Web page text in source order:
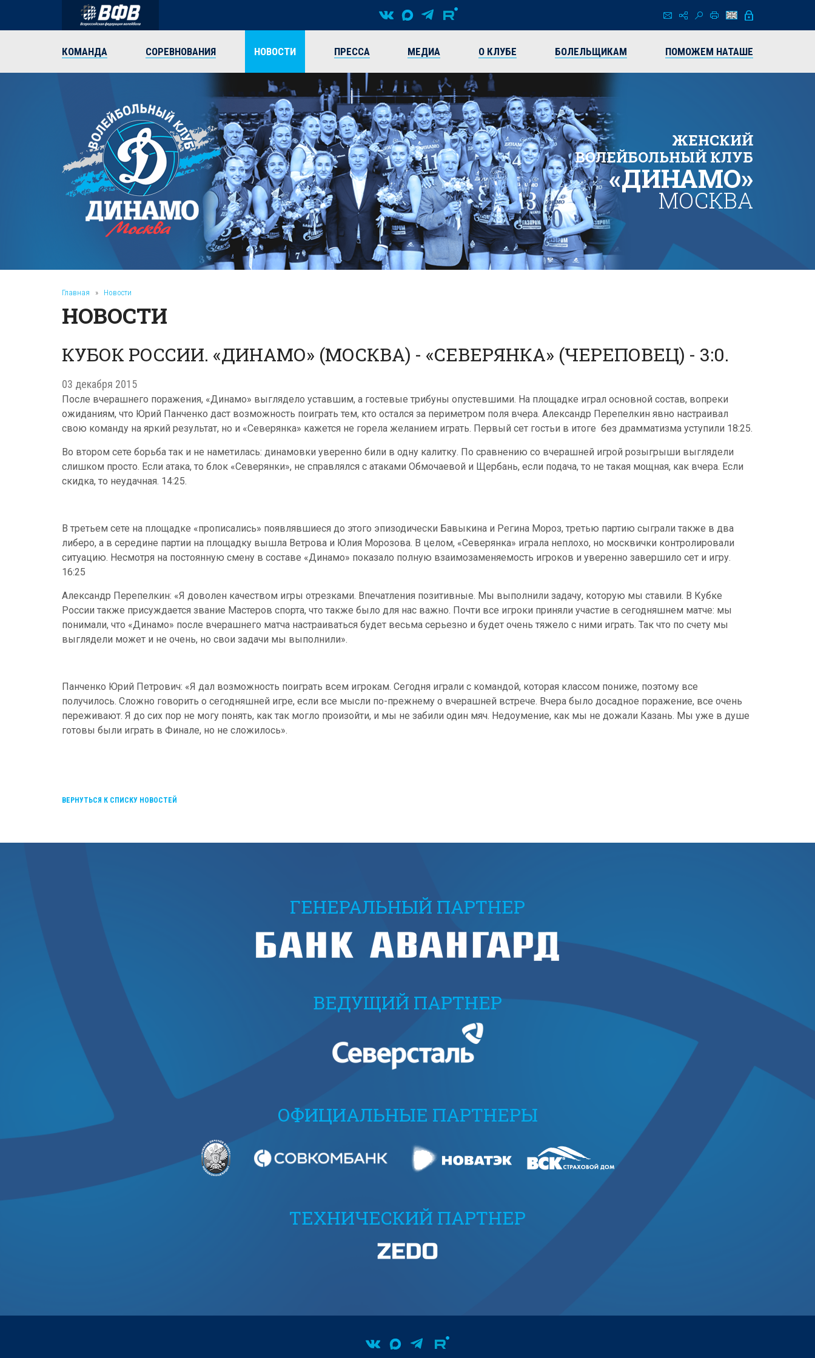
КОМАНДА СОРЕВНОВАНИЯ НОВОСТИ ПРЕССА МЕДИА О КЛУБЕ БОЛЕЛЬЩИКАМ ПОМОЖЕМ НАТАШЕ
ЖЕНСКИЙ
ВОЛЕЙБОЛЬНЫЙ КЛУБ
«ДИНАМО»
МОСКВА
Главная » Новости
НОВОСТИ
КУБОК РОССИИ. «ДИНАМО» (МОСКВА) - «СЕВЕРЯНКА» (ЧЕРЕПОВЕЦ) - 3:0.
03 декабря 2015
После вчерашнего поражения, «Динамо» выглядело уставшим, а гостевые трибуны опустевшими. На площадке играл основной состав, вопреки
ожиданиям, что Юрий Панченко даст возможность поиграть тем, кто остался за периметром поля вчера. Александр Перепелкин явно настраивал
свою команду на яркий результат, но и «Северянка» кажется не горела желанием играть. Первый сет гостьи в итоге без драмматизма уступили 18:25.
Во втором сете борьба так и не наметилась: динамовки уверенно били в одну калитку. По сравнению со вчерашней игрой розыгрыши выглядели
слишком просто. Если атака, то блок «Северянки», не справлялся с атаками Обмочаевой и Щербань, если подача, то не такая мощная, как вчера. Если
скидка, то неудачная. 14:25.
В третьем сете на площадке «прописались» появлявшиеся до этого эпизодически Бавыкина и Регина Мороз, третью партию сыграли также в два
либеро, а в середине партии на площадку вышла Ветрова и Юлия Морозова. В целом, «Северянка» играла неплохо, но москвички контролировали
ситуацию. Несмотря на постоянную смену в составе «Динамо» показало полную взаимозаменяемость игроков и уверенно завершило сет и игру.
16:25
Александр Перепелкин: «Я доволен качеством игры отрезками. Впечатления позитивные. Мы выполнили задачу, которую мы ставили. В Кубке
России также присуждается звание Мастеров спорта, что также было для нас важно. Почти все игроки приняли участие в сегодняшнем матче: мы
понимали, что «Динамо» после вчерашнего матча настраиваться будет весьма серьезно и будет очень тяжело с ними играть. Так что по счету мы
выглядели может и не очень, но свои задачи мы выполнили».
Панченко Юрий Петрович: «Я дал возможность поиграть всем игрокам. Сегодня играли с командой, которая классом пониже, поэтому все
получилось. Сложно говорить о сегодняшней игре, если все мысли по-прежнему о вчерашней встрече. Вчера было досадное поражение, все очень
переживают. Я до сих пор не могу понять, как так могло произойти, и мы не забили один мяч. Недоумение, как мы не дожали Казань. Мы уже в душе
готовы были играть в Финале, но не сложилось».
ВЕРНУТЬСЯ К СПИСКУ НОВОСТЕЙ
ГЕНЕРАЛЬНЫЙ ПАРТНЕР
ВЕДУЩИЙ ПАРТНЕР
ОФИЦИАЛЬНЫЕ ПАРТНЕРЫ
ТЕХНИЧЕСКИЙ ПАРТНЕР